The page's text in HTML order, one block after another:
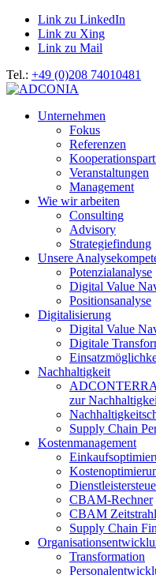
Link zu LinkedIn
Link zu Xing
Link zu Mail
Tel.: +49 (0)208 74010481
Unternehmen
Fokus
Referenzen
Veranstaltungen
Management
Wie wir arbeiten
Consulting
Advisory
Strategiefindung
Unsere
Potenzialanalyse
Digital Value
Positionsanalyse
Digitalisierung
Digital Value
Digitale
Nachhaltigkeit
zur
Supply Chain
Kostenmanagement
CBAM-Rechner
CBAM Zeitstrahl
Supply Chain
Transformation